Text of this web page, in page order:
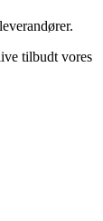
tilbudt vores